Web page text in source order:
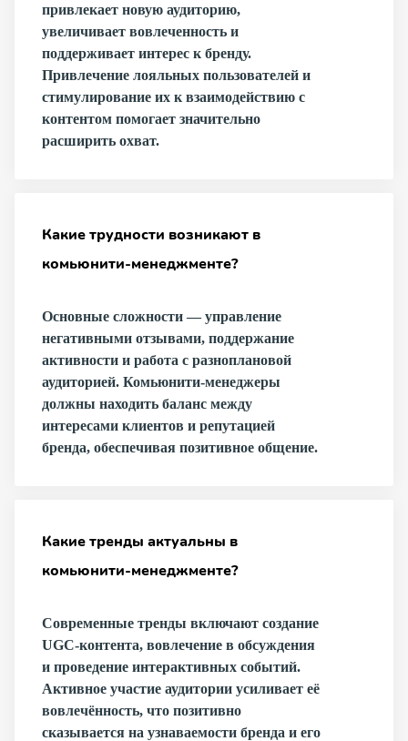
привлекает новую аудиторию,
увеличивает вовлеченность и
поддерживает интерес к бренду.
Привлечение лояльных пользователей и
стимулирование их к взаимодействию с
контентом помогает значительно
расширить охват.
Какие трудности возникают в
комьюнити-менеджменте?
Основные сложности — управление
негативными отзывами, поддержание
активности и работа с разноплановой
аудиторией. Комьюнити-менеджеры
должны находить баланс между
интересами клиентов и репутацией
бренда, обеспечивая позитивное общение.
Какие тренды актуальны в
комьюнити-менеджменте?
Современные тренды включают создание
UGC-контента, вовлечение в обсуждения
и проведение интерактивных событий.
Активное участие аудитории усиливает её
вовлечённость, что позитивно
сказывается на узнаваемости бренда и его